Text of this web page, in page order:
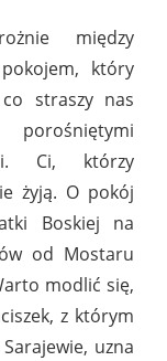
między
który
straszy nas
Ci, którzy
żyją. O pokój
Boskiej na
od Mostaru
modlić się,
z którym
uzna